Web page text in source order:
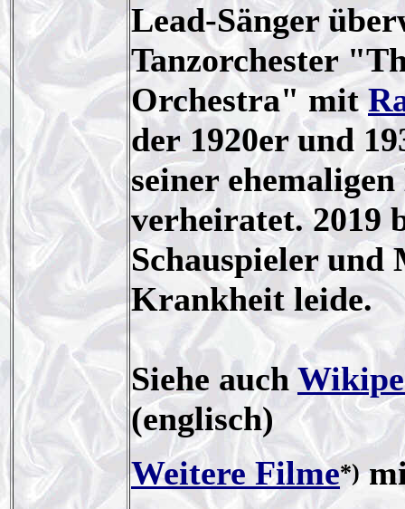
Lead-Sänger
Tanzorchester
Orchestra" mit
der 1920er und
seiner
verheiratet. 2019
Schauspieler und
Krankheit leide.
Siehe auch
(englisch)
Weitere Filme*)